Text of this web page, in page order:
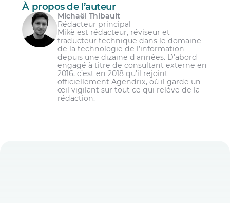
À propos de l’auteur
Michaël Thibault
Rédacteur principal
Mikë est rédacteur, réviseur et
traducteur technique dans le domaine
de la technologie de l’information
depuis une dizaine d'années. D’abord
engagé à titre de consultant externe en
2016, c’est en 2018 qu’il rejoint
officiellement Agendrix, où il garde un
œil vigilant sur tout ce qui relève de la
rédaction.